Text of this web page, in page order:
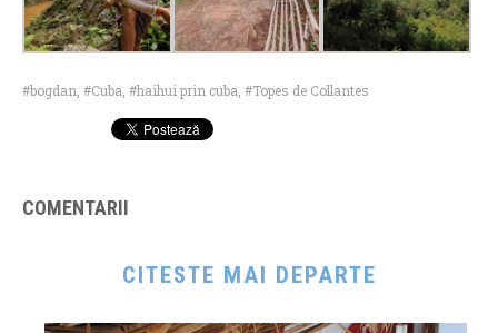
bogdan Cuba haihui prin cuba Topes de Collantes
COMENTARII
CITESTE MAI DEPARTE